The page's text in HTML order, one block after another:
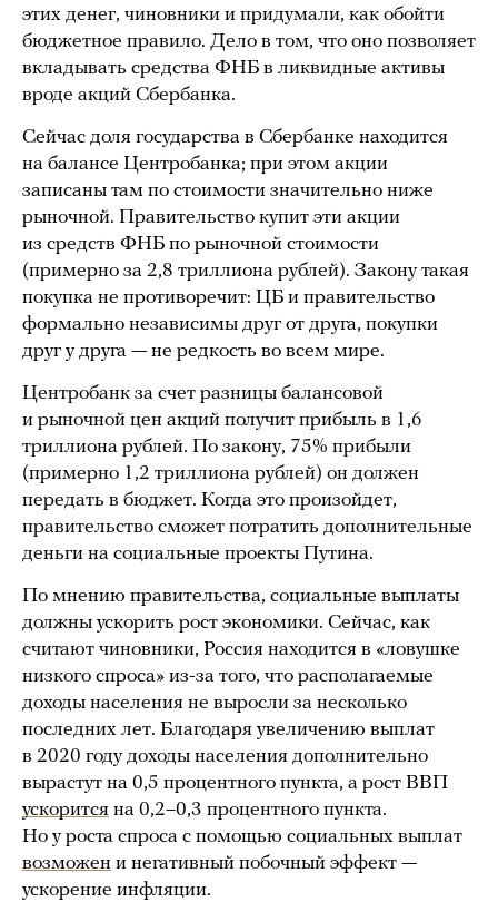
этих денег, чиновники и придумали, как обойти
бюджетное правило. Дело в том, что оно позволяет
вкладывать средства ФНБ в ликвидные активы
вроде акций Сбербанка.
Сейчас доля государства в Сбербанке находится
на балансе Центробанка; при этом акции
записаны там по стоимости значительно ниже
рыночной. Правительство купит эти акции
из средств ФНБ по рыночной стоимости
(примерно за 2,8 триллиона рублей). Закону такая
покупка не противоречит: ЦБ и правительство
формально независимы друг от друга, покупки
друг у друга — не редкость во всем мире.
Центробанк за счет разницы балансовой
и рыночной цен акций получит прибыль в 1,6
триллиона рублей. По закону, 75% прибыли
(примерно 1,2 триллиона рублей) он должен
передать в бюджет. Когда это произойдет,
правительство сможет потратить дополнительные
деньги на социальные проекты Путина.
По мнению правительства, социальные выплаты
должны ускорить рост экономики. Сейчас, как
считают чиновники, Россия находится в «ловушке
низкого спроса» из-за того, что располагаемые
доходы населения не выросли за несколько
последних лет. Благодаря увеличению выплат
в 2020 году доходы населения дополнительно
вырастут на 0,5 процентного пункта, а рост ВВП
ускорится на 0,2–0,3 процентного пункта.
Но у роста спроса с помощью социальных выплат
возможен и негативный побочный эффект —
ускорение инфляции.